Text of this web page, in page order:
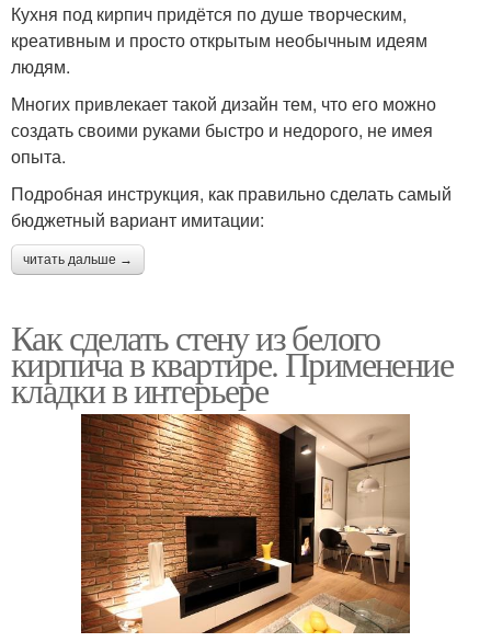
Кухня под кирпич придётся по душе творческим,
креативным и просто открытым необычным идеям
людям.
Многих привлекает такой дизайн тем, что его можно
создать своими руками быстро и недорого, не имея
опыта.
Подробная инструкция, как правильно сделать самый
бюджетный вариант имитации:
читать дальше →
Как сделать стену из белого
кирпича в квартире. Применение
кладки в интерьере